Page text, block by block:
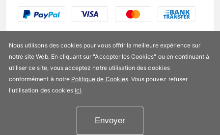
US$166,99
Ajouter au panier
Nous utilisons des cookies pour vous offrir la meilleure expérience sur
notre site Web. En cliquant sur "Accepter les Cookies" ou en continuant à
utiliser ce site, vous acceptez notre utilisation des cookies
conformément à notre Politique de Cookies. Vous pouvez refuser
l'utilisation des cookiesici.
Envoyer